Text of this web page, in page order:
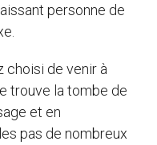
personne de
choisi de venir à
trouve la tombe de
et en
pas de nombreux